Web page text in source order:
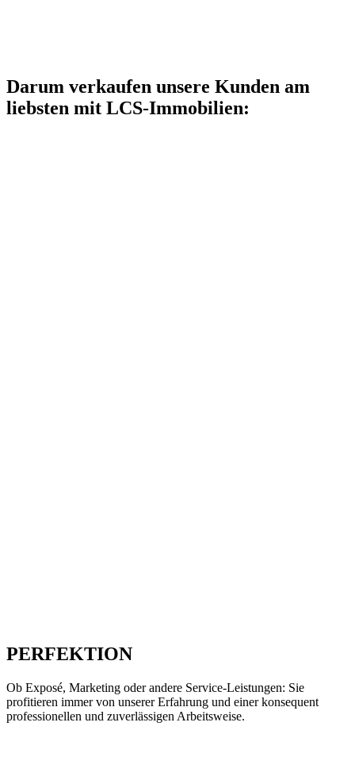
Darum verkaufen unsere Kunden am
liebsten mit LCS-Immobilien:
PERFEKTION
Ob Exposé, Marketing oder andere Service-Leistungen: Sie
profitieren immer von unserer Erfahrung und einer konsequent
professionellen und zuverlässigen Arbeitsweise.